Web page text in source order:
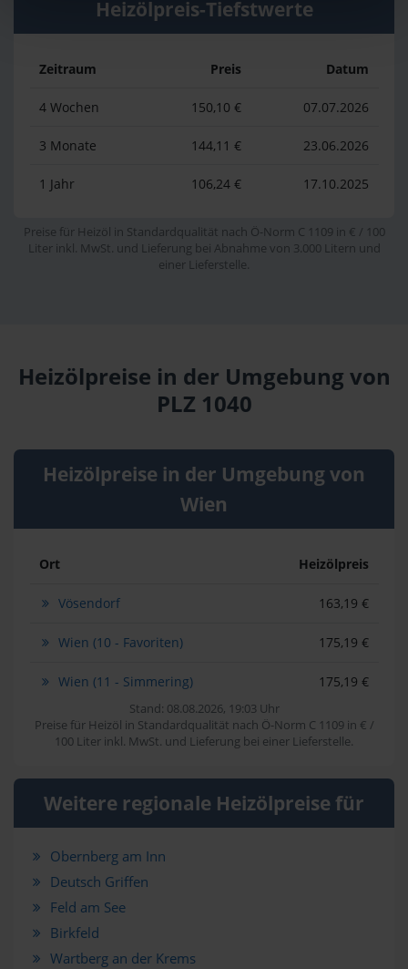
Heizölpreis-Tiefstwerte
Zeitraum Preis Datum
4 Wochen 150,10 € 07.07.2026
3 Monate 144,11 € 23.06.2026
1 Jahr 106,24 € 17.10.2025
Preise für Heizöl in Standardqualität nach Ö-Norm C 1109 in € / 100
Liter inkl. MwSt. und Lieferung bei Abnahme von 3.000 Litern und
einer Lieferstelle.
Heizölpreise in der Umgebung von
PLZ 1040
Heizölpreise in der Umgebung von
Wien
Ort Heizölpreis
Vösendorf 163,19 €
Wien (10 - Favoriten) 175,19 €
Wien (11 - Simmering) 175,19 €
Stand: 08.08.2026, 19:03 Uhr
Preise für Heizöl in Standardqualität nach Ö-Norm C 1109 in € /
100 Liter inkl. MwSt. und Lieferung bei einer Lieferstelle.
Weitere regionale Heizölpreise für
Obernberg am Inn
Deutsch Griffen
Feld am See
Birkfeld
Wartberg an der Krems